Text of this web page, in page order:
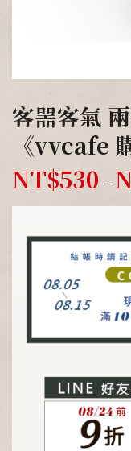
客噐客氣
《vvcafe
NT$530 –